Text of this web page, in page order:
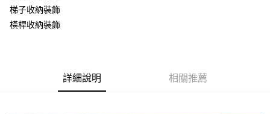
每筆NT$120，滿NT$500(含以上)免運費
7-11付款取貨
梯子收納裝飾
橫桿收納裝飾
詳細說明 相關推薦